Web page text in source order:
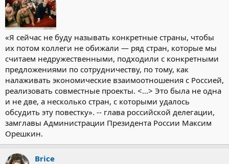
«Я сейчас не буду называть конкретные страны, чтобы
их потом коллеги не обижали — ряд стран, которые мы
считаем недружественными, подходили с конкретными
предложениями по сотрудничеству, по тому, как
налаживать экономические взаимоотношения с Россией,
реализовать совместные проекты. <...> Это была не одна
и не две, а несколько стран, с которыми удалось
обсудить эту повестку». -- глава российской делегации,
замглавы Администрации Президента России Максим
Орешкин.
Brice